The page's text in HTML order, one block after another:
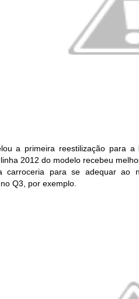
a primeira reestilização para
2012 do modelo recebeu
carroceria para se adequar ao
Q3, por exemplo.